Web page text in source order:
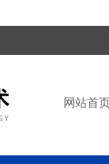
网站首